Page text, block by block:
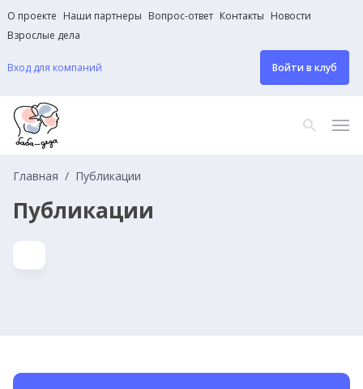
О проекте Наши партнеры Вопрос-ответ Контакты Новости
Взрослые дела
Вход для компаний Войти в клуб
Главная Публикации
Публикации